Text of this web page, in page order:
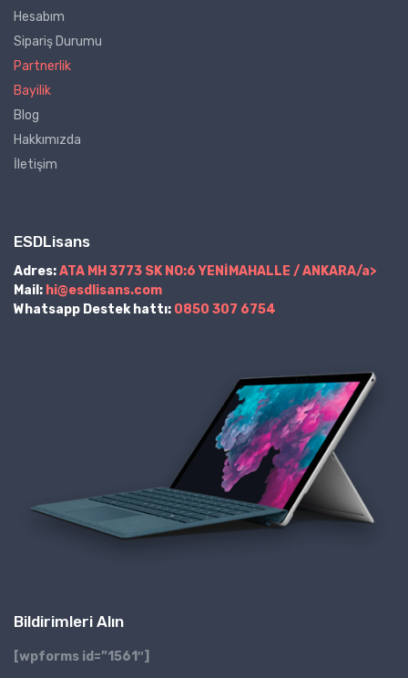
Hesabım
Sipariş Durumu
Partnerlik
Bayilik
Blog
Hakkımızda
İletişim
ESDLisans
Adres:ATA MH 3773 SK NO:6 YENİMAHALLE / ANKARA/a>
Mail: hi@esdlisans.com
Whatsapp Destek hattı: 0850 307 6754
Bildirimleri Alın
[wpforms id=”1561″]